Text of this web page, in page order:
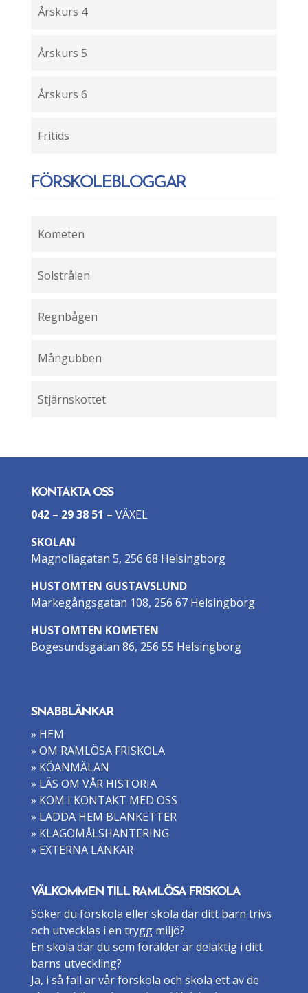
Årskurs 4
Årskurs 5
Årskurs 6
Fritids
FÖRSKOLEBLOGGAR
Kometen
Solstrålen
Regnbågen
Mångubben
Stjärnskottet
KONTAKTA OSS
042 – 29 38 51 – VÄXEL
SKOLAN
Magnoliagatan 5, 256 68 Helsingborg
HUSTOMTEN GUSTAVSLUND
Markegångsgatan 108, 256 67 Helsingborg
HUSTOMTEN KOMETEN
Bogesundsgatan 86, 256 55 Helsingborg
SNABBLÄNKAR
» HEM
» OM RAMLÖSA FRISKOLA
» KÖANMÄLAN
» LÄS OM VÅR HISTORIA
» KOM I KONTAKT MED OSS
» LADDA HEM BLANKETTER
» KLAGOMÅLSHANTERING
» EXTERNA LÄNKAR
VÄLKOMMEN TILL RAMLÖSA FRISKOLA
Söker du förskola eller skola där ditt barn trivs
och utvecklas i en trygg miljö?
En skola där du som förälder är delaktig i ditt
barns utveckling?
Ja, i så fall är vår förskola och skola ett av de